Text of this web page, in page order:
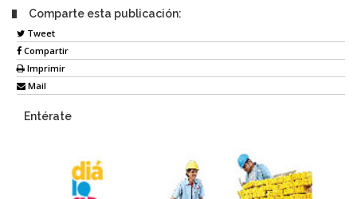
Comparte esta publicación:
Tweet
Compartir
Imprimir
Mail
Entérate